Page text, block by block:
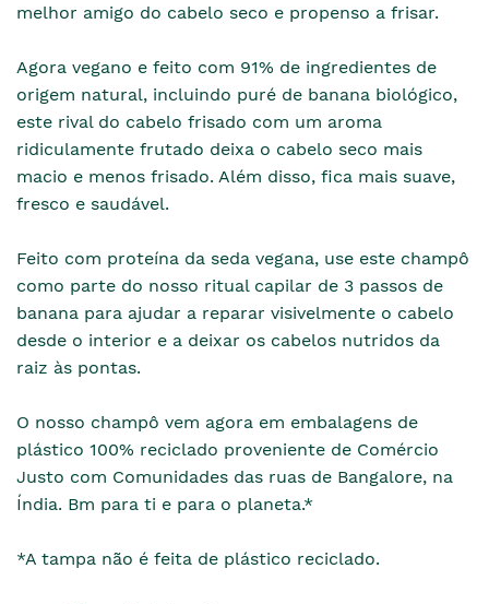
melhor amigo do cabelo seco e propenso a frisar.
Agora vegano e feito com 91% de ingredientes de
origem natural, incluindo puré de banana biológico,
este rival do cabelo frisado com um aroma
ridiculamente frutado deixa o cabelo seco mais
macio e menos frisado. Além disso, fica mais suave,
fresco e saudável.
Feito com proteína da seda vegana, use este champô
como parte do nosso ritual capilar de 3 passos de
banana para ajudar a reparar visivelmente o cabelo
desde o interior e a deixar os cabelos nutridos da
raiz às pontas.
O nosso champô vem agora em embalagens de
plástico 100% reciclado proveniente de Comércio
Justo com Comunidades das ruas de Bangalore, na
Índia. Bm para ti e para o planeta.*
*A tampa não é feita de plástico reciclado.